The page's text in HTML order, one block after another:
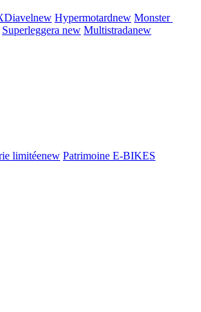
new Hypermotardnew Monster
Superleggera new Multistradanew
limitéenew Patrimoine E-BIKES